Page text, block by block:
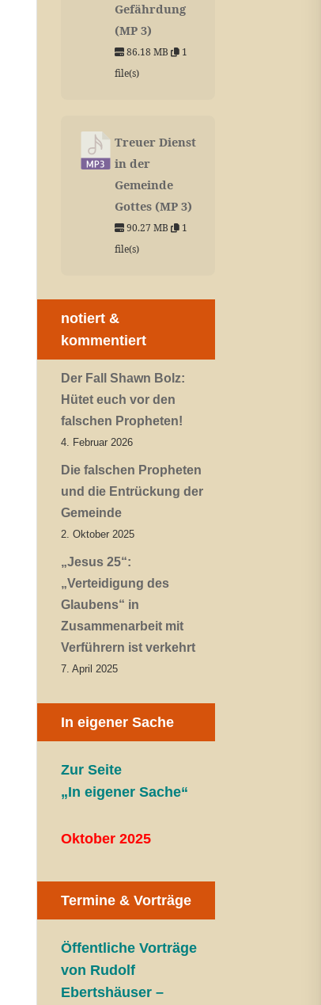
Gefährdung
(MP 3)
86.18 MB
1
file(s)
Treuer Dienst
in der
Gemeinde
Gottes (MP 3)
90.27 MB
1
file(s)
notiert &
kommentiert
Der Fall Shawn Bolz:
Hütet euch vor den
falschen Propheten!
4. Februar 2026
Die falschen Propheten
und die Entrückung der
Gemeinde
2. Oktober 2025
„Jesus 25“:
„Verteidigung des
Glaubens“ in
Zusammenarbeit mit
Verführern ist verkehrt
7. April 2025
In eigener Sache
Zur Seite
„In eigener Sache“
Oktober 2025
Termine & Vorträge
Öffentliche Vorträge
von Rudolf
Ebertshäuser –